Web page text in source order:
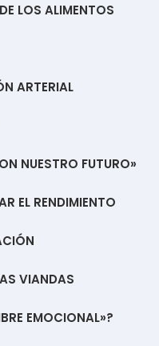
LOS ALIMENTOS
ARTERIAL
NUESTRO FUTURO»
EL RENDIMIENTO
VIANDAS
EMOCIONAL»?